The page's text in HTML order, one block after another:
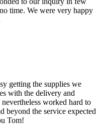
time. We were very happy
getting the supplies we
with the delivery and
worked hard to
beyond the service expected
Tom!